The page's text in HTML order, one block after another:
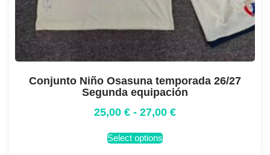
Conjunto Niño Osasuna temporada 26/27
Segunda equipación
25,00 € - 27,00 €
Select options